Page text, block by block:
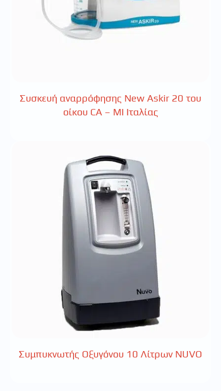
Συσκευή αναρρόφησης New Askir 20 του
οίκου CA – MI Ιταλίας
Συμπυκνωτής Οξυγόνου 10 Λίτρων ΝUVO